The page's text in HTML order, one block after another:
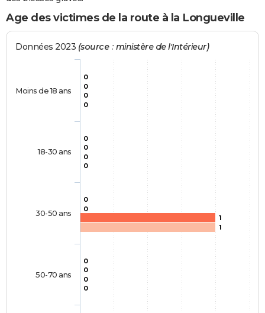
Age des victimes de la route à la Longueville
Données 2023 (source : ministère de l'Intérieur)
0
0
0
0
0
0
0
0
0
0
1
0
0
0
1
0
Moins de 18 ans
18-30 ans
30-50 ans
50-70 ans